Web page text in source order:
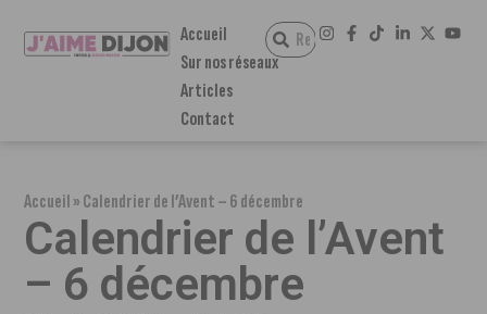
Accueil
Sur nos réseaux
Articles
Contact
Accueil»Calendrier de l’Avent – 6 décembre
Calendrier de l’Avent
– 6 décembre